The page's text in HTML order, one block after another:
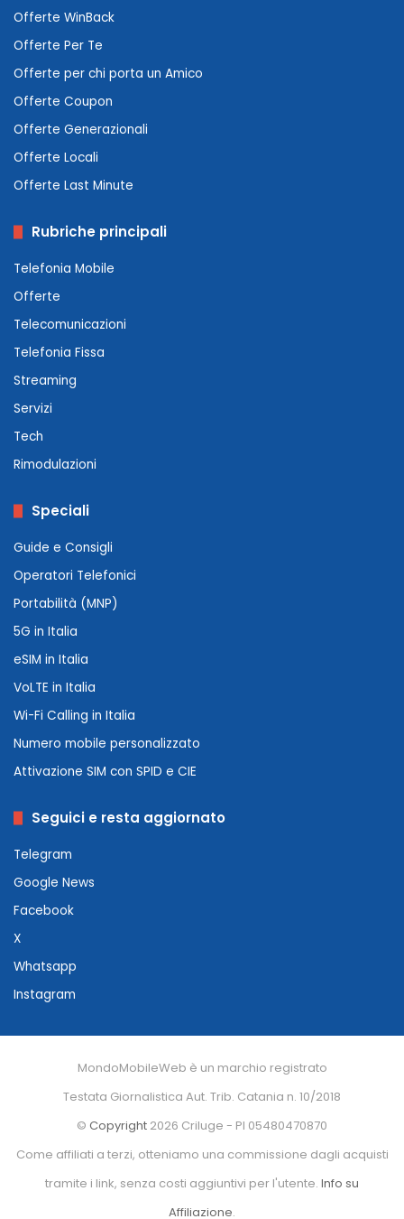
Offerte WinBack
Offerte Per Te
Offerte per chi porta un Amico
Offerte Coupon
Offerte Generazionali
Offerte Locali
Offerte Last Minute
Rubriche principali
Telefonia Mobile
Offerte
Telecomunicazioni
Telefonia Fissa
Streaming
Servizi
Tech
Rimodulazioni
Speciali
Guide e Consigli
Operatori Telefonici
Portabilità (MNP)
5G in Italia
eSIM in Italia
VoLTE in Italia
Wi-Fi Calling in Italia
Numero mobile personalizzato
Attivazione SIM con SPID e CIE
Seguici e resta aggiornato
Telegram
Google News
Facebook
X
Whatsapp
Instagram
MondoMobileWeb è un marchio registrato
Testata Giornalistica Aut. Trib. Catania n. 10/2018
© Copyright 2026 Criluge - PI 05480470870
Come affiliati a terzi, otteniamo una commissione dagli acquisti
tramite i link, senza costi aggiuntivi per l'utente. Info su
Affiliazione.